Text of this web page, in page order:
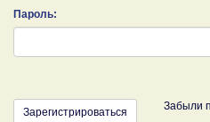
Пароль:
Зарегистрироваться Забыли